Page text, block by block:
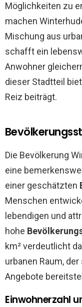
Möglichkeiten zu
machen
Mischung aus
schafft ein
Anwohner
dieser Stadtteil
Reiz beiträgt.
Die Bevölkerung
eine
einer geschätzten
Menschen
lebendigen und
hohe
km² verdeutlicht
urbanen Raum,
Angebote
Einwohnerzahl